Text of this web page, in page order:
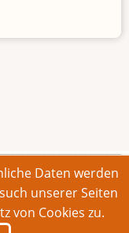
vorbehalten.
Daten werden
unserer Seiten
von Cookies zu.